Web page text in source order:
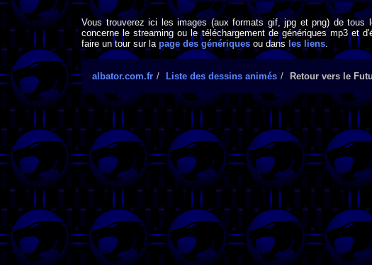
Vous trouverez ici les images (aux formats gif, jpg et png) de
concerne le streaming ou le téléchargement de génériques mp3 et
faire un tour sur la page des génériques ou dans les liens.
albator.com.fr Liste des dessins animés Retour vers le